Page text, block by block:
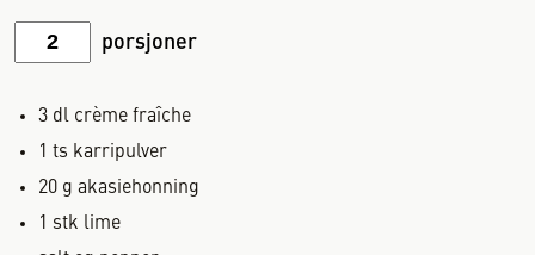
porsjoner
3 dl crème fraîche
1 ts karripulver
20 g akasiehonning
1
stk lime